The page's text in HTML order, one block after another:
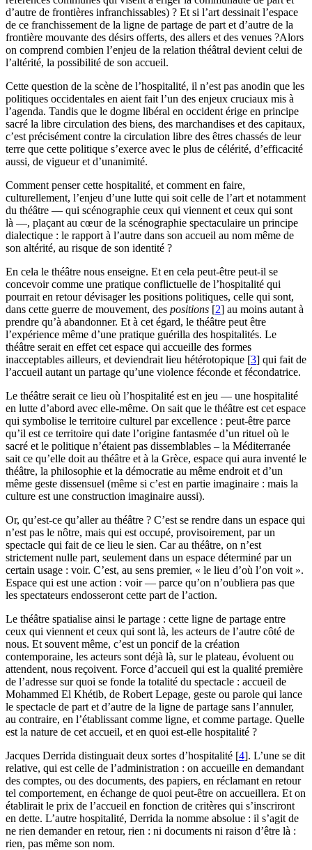
d’autre de frontières infranchissables) ? Et si l’art dessinait l’espace
de ce franchissement de la ligne de partage de part et d’autre de la
frontière mouvante des désirs offerts, des allers et des venues ?Alors
on comprend combien l’enjeu de la relation théâtral devient celui de
l’altérité, la possibilité de son accueil.
Cette question de la scène de l’hospitalité, il n’est pas anodin que les
politiques occidentales en aient fait l’un des enjeux cruciaux mis à
l’agenda. Tandis que le dogme libéral en occident érige en principe
sacré la libre circulation des biens, des marchandises et des capitaux,
c’est précisément contre la circulation libre des êtres chassés de leur
terre que cette politique s’exerce avec le plus de célérité, d’efficacité
aussi, de vigueur et d’unanimité.
Comment penser cette hospitalité, et comment en faire,
culturellement, l’enjeu d’une lutte qui soit celle de l’art et notamment
du théâtre — qui scénographie ceux qui viennent et ceux qui sont
là —, plaçant au cœur de la scénographie spectaculaire un principe
dialectique : le rapport à l’autre dans son accueil au nom même de
son altérité, au risque de son identité ?
En cela le théâtre nous enseigne. Et en cela peut-être peut-il se
concevoir comme une pratique conflictuelle de l’hospitalité qui
pourrait en retour dévisager les positions politiques, celle qui sont,
dans cette guerre de mouvement, des positions [2] au moins autant à
prendre qu’à abandonner. Et à cet égard, le théâtre peut être
l’expérience même d’une pratique guérilla des hospitalités. Le
théâtre serait en effet cet espace qui accueille des formes
inacceptables ailleurs, et deviendrait lieu hétérotopique [3] qui fait de
l’accueil autant un partage qu’une violence féconde et fécondatrice.
Le théâtre serait ce lieu où l’hospitalité est en jeu — une hospitalité
en lutte d’abord avec elle-même. On sait que le théâtre est cet espace
qui symbolise le territoire culturel par excellence : peut-être parce
qu’il est ce territoire qui date l’origine fantasmée d’un rituel où le
sacré et le politique n’étaient pas dissemblables – la Méditerranée
sait ce qu’elle doit au théâtre et à la Grèce, espace qui aura inventé le
théâtre, la philosophie et la démocratie au même endroit et d’un
même geste dissensuel (même si c’est en partie imaginaire : mais la
culture est une construction imaginaire aussi).
Or, qu’est-ce qu’aller au théâtre ? C’est se rendre dans un espace qui
n’est pas le nôtre, mais qui est occupé, provisoirement, par un
spectacle qui fait de ce lieu le sien. Car au théâtre, on n’est
strictement nulle part, seulement dans un espace déterminé par un
certain usage : voir. C’est, au sens premier, « le lieu d’où l’on voit ».
Espace qui est une action : voir — parce qu’on n’oubliera pas que
les spectateurs endosseront cette part de l’action.
Le théâtre spatialise ainsi le partage : cette ligne de partage entre
ceux qui viennent et ceux qui sont là, les acteurs de l’autre côté de
nous. Et souvent même, c’est un poncif de la création
contemporaine, les acteurs sont déjà là, sur le plateau, évoluent ou
attendent, nous reçoivent. Force d’accueil qui est la qualité première
de l’adresse sur quoi se fonde la totalité du spectacle : accueil de
Mohammed El Khétib, de Robert Lepage, geste ou parole qui lance
le spectacle de part et d’autre de la ligne de partage sans l’annuler,
au contraire, en l’établissant comme ligne, et comme partage. Quelle
est la nature de cet accueil, et en quoi est-elle hospitalité ?
Jacques Derrida distinguait deux sortes d’hospitalité [4]. L’une se dit
relative, qui est celle de l’administration : on accueille en demandant
des comptes, ou des documents, des papiers, en réclamant en retour
tel comportement, en échange de quoi peut-être on accueillera. Et on
établirait le prix de l’accueil en fonction de critères qui s’inscriront
en dette. L’autre hospitalité, Derrida la nomme absolue : il s’agit de
ne rien demander en retour, rien : ni documents ni raison d’être là :
rien, pas même son nom.